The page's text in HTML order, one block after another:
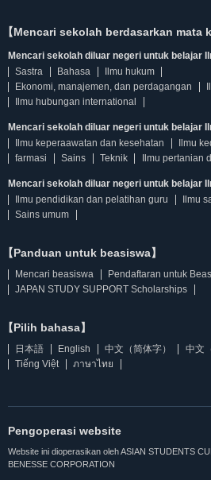
【Mencari sekolah berdasarkan mata
Mencari sekolah diluar negeri untuk belajar
Sastra
Bahasa
Ilmu hukum
Ekonomi, manajemen, dan perdagangan
Ilmu hubungan international
Mencari sekolah diluar negeri untuk belajar
Ilmu keperaawatan dan kesehatan
Ilmu
farmasi
Sains Teknik Ilmu pertanian
Mencari sekolah diluar negeri untuk belajar
Ilmu pendidikan dan pelatihan guru
Ilmu
Sains umum
【Panduan untuk beasiswa】
Mencari beasiswa
Pendaftaran untuk
JAPAN STUDY SUPPORT Scholarships
【Pilih bahasa】
日本語 English 中文（简体字） 中文
Tiếng Việt
ภาษาไทย
Pengoperasi website
Website ini dioperasikan oleh ASIAN STUDENTS
BENESSE CORPORATION